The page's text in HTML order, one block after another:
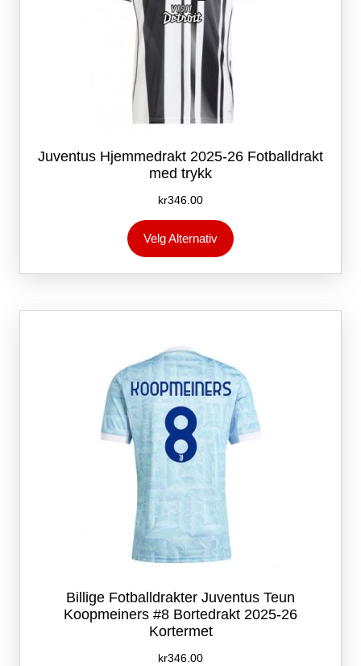
Juventus Hjemmedrakt 2025-26 Fotballdrakt
med trykk
kr346.00
Velg Alternativ
produktet
flere
Alternativene
på
produktsiden
Billige Fotballdrakter Juventus Teun
Koopmeiners #8 Bortedrakt 2025-26
Kortermet
kr346.00